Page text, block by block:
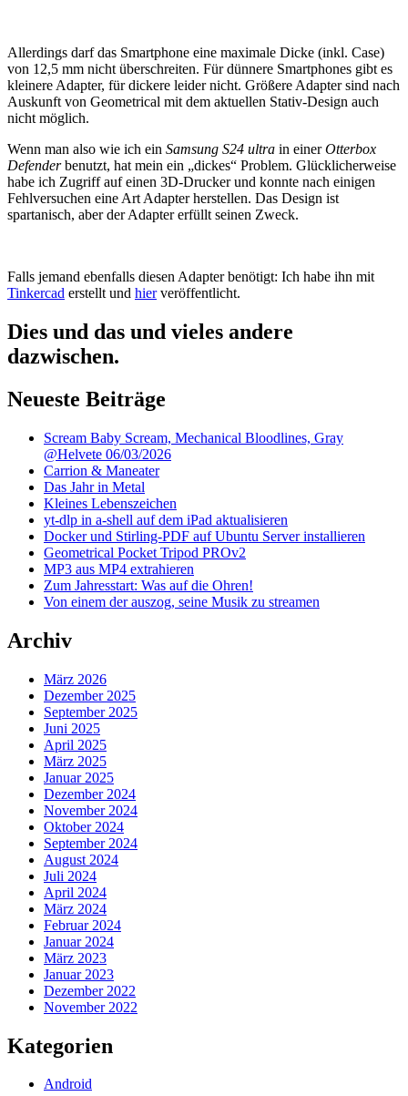
Allerdings darf das Smartphone eine maximale Dicke (inkl. Case)
von 12,5 mm nicht überschreiten. Für dünnere Smartphones gibt es
kleinere Adapter, für dickere leider nicht. Größere Adapter sind nach
Auskunft von Geometrical mit dem aktuellen Stativ-Design auch
nicht möglich.
Wenn man also wie ich ein Samsung S24 ultra in einerOtterbox
Defenderbenutzt, hat mein ein „dickes“ Problem. Glücklicherweise
habe ich Zugriff auf einen 3D-Drucker und konnte nach einigen
Fehlversuchen eine Art Adapter herstellen. Das Design ist
spartanisch, aber der Adapter erfüllt seinen Zweck.
Falls jemand ebenfalls diesen Adapter benötigt: Ich habe ihn mit
Tinkercad erstellt und hierveröffentlicht.
Dies und das und vieles andere
dazwischen.
Neueste Beiträge
Scream Baby Scream, Mechanical Bloodlines, Gray
@Helvete 06/03/2026
Carrion & Maneater
Das Jahr in Metal
Kleines Lebenszeichen
yt-dlp in a-shell auf dem iPad aktualisieren
Docker und Stirling-PDF auf Ubuntu Server installieren
Geometrical Pocket Tripod PROv2
MP3 aus MP4 extrahieren
Zum Jahresstart: Was auf die Ohren!
Von einem der auszog, seine Musik zu streamen
Archiv
März 2026
Dezember 2025
September 2025
Juni 2025
April 2025
März 2025
Januar 2025
Dezember 2024
November 2024
Oktober 2024
September 2024
August 2024
Juli 2024
April 2024
März 2024
Februar 2024
Januar 2024
März 2023
Januar 2023
Dezember 2022
November 2022
Kategorien
Android